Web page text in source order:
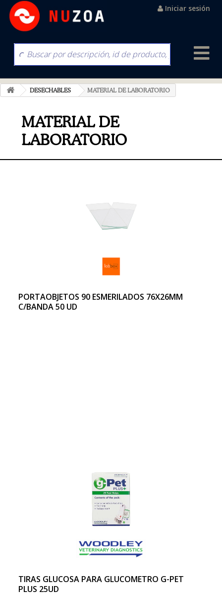
Iniciar sesión
DESECHABLES MATERIAL DE LABORATORIO
MATERIAL DE
LABORATORIO
PORTAOBJETOS 90 ESMERILADOS 76X26MM
C/BANDA 50 UD
TIRAS GLUCOSA PARA GLUCOMETRO G-PET
PLUS 25UD